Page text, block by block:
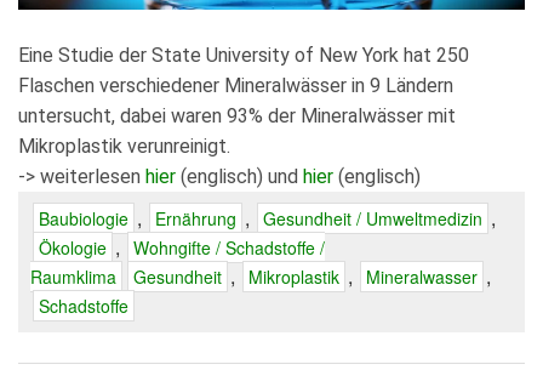
Eine Studie der State University of New York hat 250
Flaschen verschiedener Mineralwässer in 9 Ländern
untersucht, dabei waren 93% der Mineralwässer mit
Mikroplastik verunreinigt.
-> weiterlesen hier (englisch) und hier (englisch)
Baubiologie , Ernährung , Gesundheit / Umweltmedizin ,
Ökologie , Wohngifte / Schadstoffe /
Raumklima
Gesundheit , Mikroplastik , Mineralwasser ,
Schadstoffe